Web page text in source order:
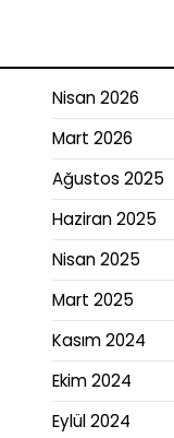
Nisan 2026
Mart 2026
Ağustos 2025
Haziran 2025
Nisan 2025
Mart 2025
Kasım 2024
Ekim 2024
Eylül 2024